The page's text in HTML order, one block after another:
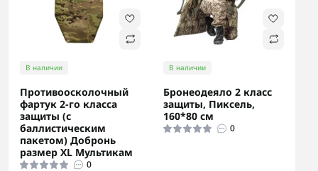
В наличии
Противоосколочный
фартук 2-го класса
защиты (с
баллистическим
пакетом) Добронь
размер XL Мультикам
0
В наличии
Бронеодеяло 2 класс
защиты, Пиксель,
160*80 см
0